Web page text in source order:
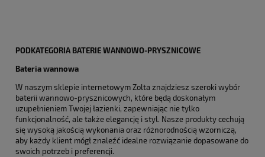
PODKATEGORIA BATERIE WANNOWO-PRYSZNICOWE
Bateria wannowa
W naszym sklepie internetowym Zolta znajdziesz szeroki wybór
baterii wannowo-prysznicowych, które będą doskonałym
uzupełnieniem Twojej łazienki, zapewniając nie tylko
funkcjonalność, ale także elegancję i styl. Nasze produkty cechują
się wysoką jakością wykonania oraz różnorodnością wzorniczą,
aby każdy klient mógł znaleźć idealne rozwiązanie dopasowane do
swoich potrzeb i preferencji.